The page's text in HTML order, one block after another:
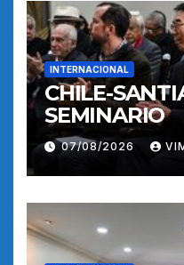
INTERNACIONAL
CHILE-
SEMINARIO
07/08/2026